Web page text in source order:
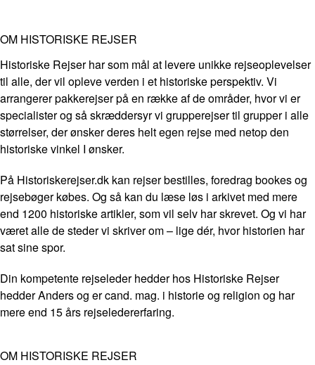
OM HISTORISKE REJSER
Historiske Rejser har som mål at levere unikke rejseoplevelser
til alle, der vil opleve verden i et historiske perspektiv. Vi
arrangerer pakkerejser på en række af de områder, hvor vi er
specialister og så skræddersyr vi grupperejser til grupper i alle
størrelser, der ønsker deres helt egen rejse med netop den
historiske vinkel I ønsker.
På Historiskerejser.dk kan rejser bestilles, foredrag bookes og
rejsebøger købes. Og så kan du læse løs i arkivet med mere
end 1200 historiske artikler, som vil selv har skrevet. Og vi har
været alle de steder vi skriver om – lige dér, hvor historien har
sat sine spor.
Din kompetente rejseleder hedder hos Historiske Rejser
hedder Anders og er cand. mag. i historie og religion og har
mere end 15 års rejseledererfaring.
OM HISTORISKE REJSER